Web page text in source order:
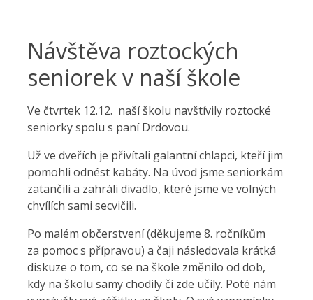
Návštěva roztockých
seniorek v naší škole
Ve čtvrtek 12.12. naší školu navštívily roztocké
seniorky spolu s paní Drdovou.
Už ve dveřích je přivítali galantní chlapci, kteří jim
pomohli odnést kabáty. Na úvod jsme seniorkám
zatančili a zahráli divadlo, které jsme ve volných
chvílích sami secvičili.
Po malém občerstvení (děkujeme 8. ročníkům
za pomoc s přípravou) a čaji následovala krátká
diskuze o tom, co se na škole změnilo od dob,
kdy na školu samy chodily či zde učily. Poté nám